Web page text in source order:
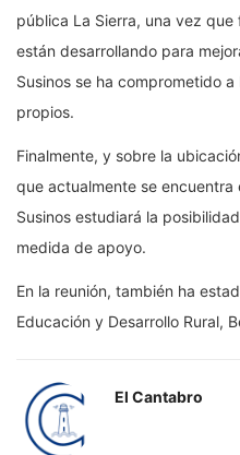
pública La Sierra, una vez
están desarrollando para
Susinos se ha comprometido
propios.
Finalmente, y sobre la
que actualmente se encuentra
Susinos estudiará la
medida de apoyo.
En la reunión, también ha
Educación y Desarrollo Rural,
El Cantabro